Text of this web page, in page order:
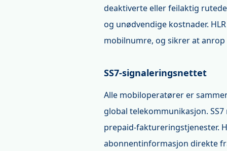
deaktiverte eller feilaktig
og unødvendige kostnader.
mobilnumre, og sikrer at
SS7-signaleringsnettet
Alle mobiloperatører er
global telekommunikasjon.
prepaid-faktureringstjenester.
abonnentinformasjon direkte